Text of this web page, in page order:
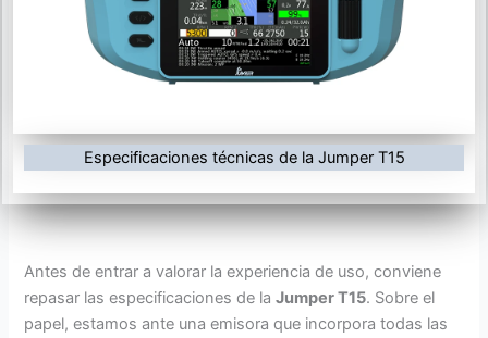
Especificaciones técnicas de la Jumper T15
Antes de entrar a valorar la experiencia de uso, conviene
repasar las especificaciones de laJumper T15. Sobre el
papel, estamos ante una emisora que incorpora todas las